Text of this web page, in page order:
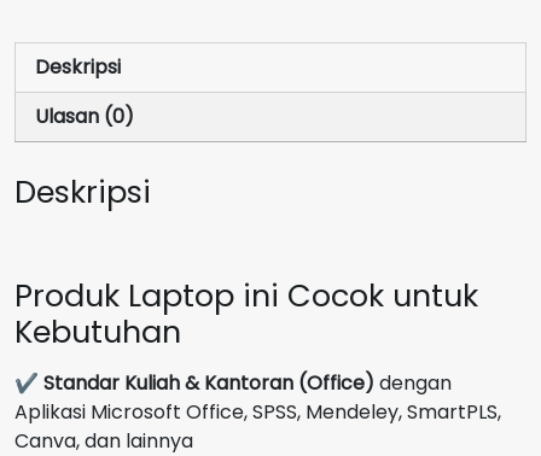
SSD
512GB
Deskripsi
Ulasan (0)
Deskripsi
Produk Laptop ini Cocok untuk
Kebutuhan
✔ Standar Kuliah & Kantoran (Office) dengan
Aplikasi Microsoft Office, SPSS, Mendeley, SmartPLS,
Canva, dan lainnya